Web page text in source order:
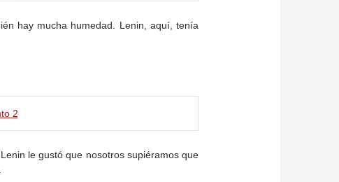
hay mucha humedad. Lenin, aquí, tenía
le gustó que nosotros supiéramos que